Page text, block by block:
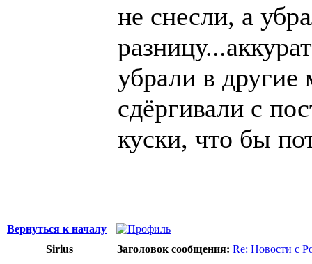
не снесли, а
убрали в другие
сдёргивали с
куски, что бы
Вернуться к началу
Sirius
Заголовок сообщения: Re: Новости с